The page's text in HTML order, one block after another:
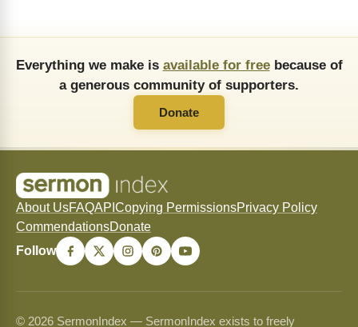
Everything we make is available for freebecause of
a generous community of supporters.
Donate
About UsFAQAPI Copying PermissionsPrivacy Policy
CommendationsDonate
Follow
© 2026 SermonIndex — SermonIndex exists to freely